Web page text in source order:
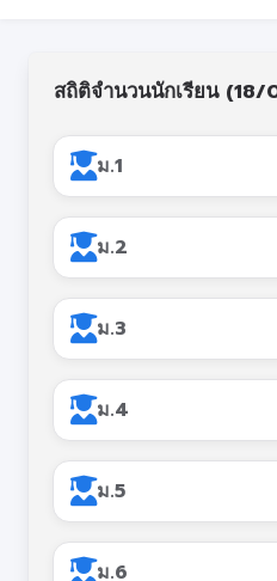
ข้อมูลพื้นฐาน
แผนปฏิบัติการ
ติดต่อ
เว็บไซต์ PA
Q&A
สถิติจำนวนนักเรียน
ม.1
ม.2
ม.3
ม.4
ม.5